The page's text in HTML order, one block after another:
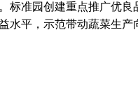
标准园创建重点推广优
水平，示范带动蔬菜生